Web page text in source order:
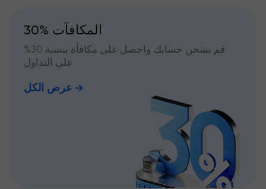
30% المكافآت
قم بشحن حسابك واحصل على مكافأة بنسبة 30%
على التداول
عرض الكل